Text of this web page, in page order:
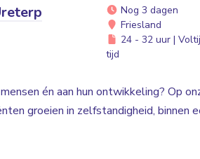
Nog 3 dagen
Friesland
24 - 32 uur |
tijd
én aan hun ontwikkeling? Op
groeien in zelfstandigheid, binnen